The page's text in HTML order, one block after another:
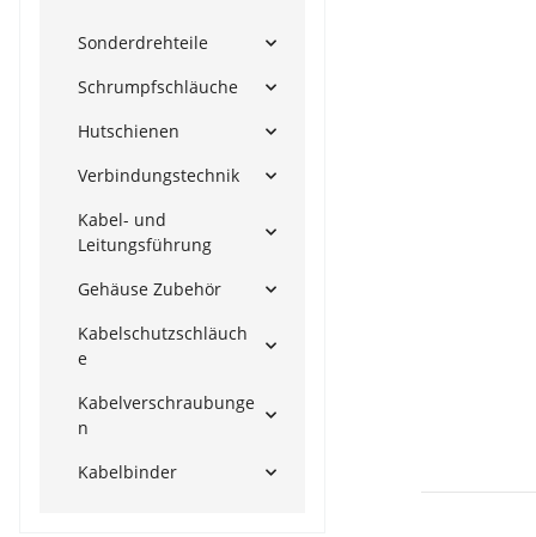
Sonderdrehteile
Schrumpfschläuche
Hutschienen
Verbindungstechnik
Kabel- und
Leitungsführung
Gehäuse Zubehör
Kabelschutzschläuch
e
Kabelverschraubunge
n
Kabelbinder